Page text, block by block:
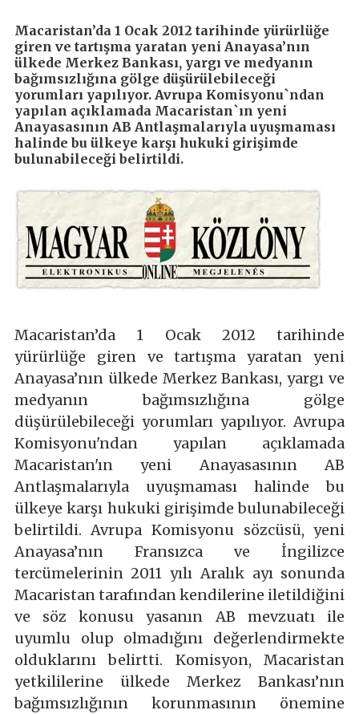
Macaristan’da 1 Ocak 2012 tarihinde yürürlüğe
giren ve tartışma yaratan yeni Anayasa’nın
ülkede Merkez Bankası, yargı ve medyanın
bağımsızlığına gölge düşürülebileceği
yorumları yapılıyor. Avrupa Komisyonu`ndan
yapılan açıklamada Macaristan`ın yeni
Anayasasının AB Antlaşmalarıyla uyuşmaması
halinde bu ülkeye karşı hukuki girişimde
bulunabileceği belirtildi.
Macaristan’da 1 Ocak 2012 tarihinde
yürürlüğe giren ve tartışma yaratan yeni
Anayasa’nın ülkede Merkez Bankası, yargı ve
medyanın bağımsızlığına gölge
düşürülebileceği yorumları yapılıyor. Avrupa
Komisyonu'ndan yapılan açıklamada
Macaristan'ın yeni Anayasasının AB
Antlaşmalarıyla uyuşmaması halinde bu
ülkeye karşı hukuki girişimde bulunabileceği
belirtildi. Avrupa Komisyonu sözcüsü, yeni
Anayasa’nın Fransızca ve İngilizce
tercümelerinin 2011 yılı Aralık ayı sonunda
Macaristan tarafından kendilerine iletildiğini
ve söz konusu yasanın AB mevzuatı ile
uyumlu olup olmadığını değerlendirmekte
olduklarını belirtti. Komisyon, Macaristan
yetkililerine ülkede Merkez Bankası’nın
bağımsızlığının korunmasının önemine